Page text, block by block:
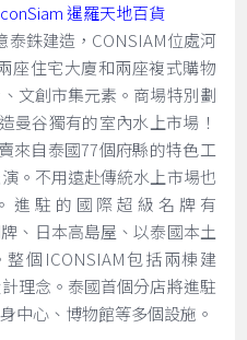
暹羅天地百貨
泰銖建造，CONSIAM位處河
座住宅大廈和兩座複式購物
文創市集元素。商場特別劃
曼谷獨有的室內水上市場！
來自泰國77個府縣的特色工
。不用遠赴傳統水上市場也
進駐的國際超級名牌有
、日本高島屋、以泰國本土
整個ICONSIAM包括兩棟建
理念。泰國首個分店將進駐
中心、博物館等多個設施。